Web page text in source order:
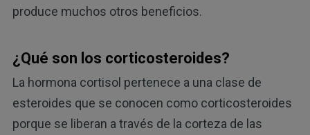
produce muchos otros beneficios.
¿Qué son los corticosteroides?
La hormona cortisol pertenece a una clase de
esteroides que se conocen como corticosteroides
porque se liberan a través de la corteza de las